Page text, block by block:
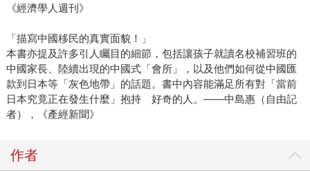
《經濟學人週刊》
「描寫中國移民的真實面貌！」
本書亦提及許多引人矚目的細節，包括讓孩子就讀名校補習班的
中國家長、陸續出現的中國式「會所」，以及他們如何從中國匯
款到日本等「灰色地帶」的話題。書中內容能滿足所有對「當前
日本究竟正在發生什麼」抱持 好奇的人。——中島惠（自由記
者），《產經新聞》
作者